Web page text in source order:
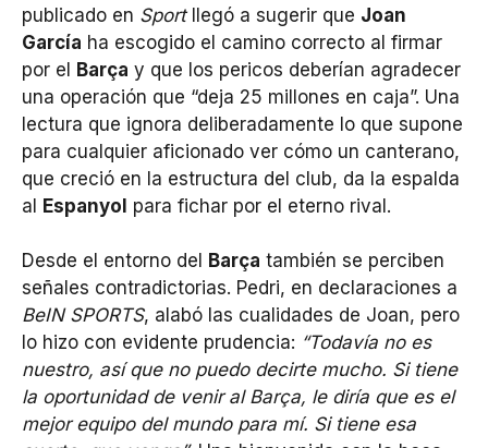
publicado en Sportllegó a sugerir que Joan
García ha escogido el camino correcto al firmar
por el Barça y que los pericos deberían agradecer
una operación que “deja 25 millones en caja”. Una
lectura que ignora deliberadamente lo que supone
para cualquier aficionado ver cómo un canterano,
que creció en la estructura del club, da la espalda
al Espanyol para fichar por el eterno rival.
Desde el entorno del Barça también se perciben
señales contradictorias. Pedri, en declaraciones a
BeIN SPORTS, alabó las cualidades de Joan, pero
lo hizo con evidente prudencia: “Todavía no es
nuestro, así que no puedo decirte mucho. Si tiene
la oportunidad de venir al Barça, le diría que es el
mejor equipo del mundo para mí. Si tiene esa